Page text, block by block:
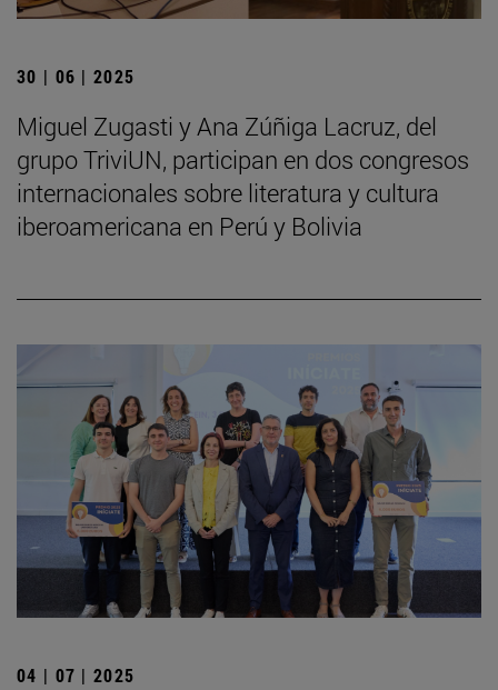
30 | 06 | 2025
Miguel Zugasti y Ana Zúñiga Lacruz, del
grupo TriviUN, participan en dos congresos
internacionales sobre literatura y cultura
iberoamericana en Perú y Bolivia
04 | 07 | 2025